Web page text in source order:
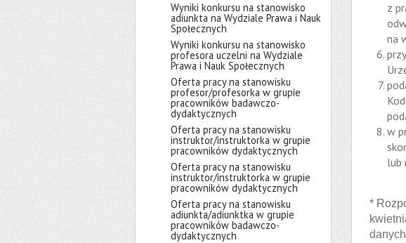
Wyniki konkursu na stanowisko
adiunkta na Wydziale Prawa i Nauk
Społecznych
Wyniki konkursu na stanowisko
profesora uczelni na Wydziale
Prawa i Nauk Społecznych
Oferta pracy na stanowisku
profesor/profesorka w grupie
pracowników badawczo-
dydaktycznych
Oferta pracy na stanowisku
instruktor/instruktorka w grupie
pracowników dydaktycznych
Oferta pracy na stanowisku
instruktor/instruktorka w grupie
pracowników dydaktycznych
Oferta pracy na stanowisku
adiunkta/adiunktka w grupie
pracowników badawczo-
dydaktycznych
z
na
w
lub
*